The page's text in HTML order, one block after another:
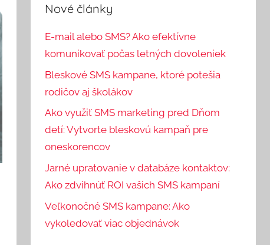
Nové články
E-mail alebo SMS? Ako efektívne
komunikovať počas letných dovoleniek
Bleskové SMS kampane, ktoré potešia
rodičov aj školákov
Ako využiť SMS marketing pred Dňom
detí: Vytvorte bleskovú kampaň pre
oneskorencov
Jarné upratovanie v databáze kontaktov:
Ako zdvihnúť ROI vašich SMS kampaní
Veľkonočné SMS kampane: Ako
vykoledovať viac objednávok